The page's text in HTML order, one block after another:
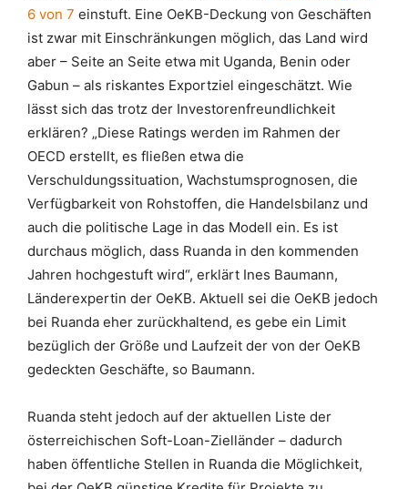
6 von 7 einstuft. Eine OeKB-Deckung von Geschäften
ist zwar mit Einschränkungen möglich, das Land wird
aber – Seite an Seite etwa mit Uganda, Benin oder
Gabun – als riskantes Exportziel eingeschätzt. Wie
lässt sich das trotz der Investorenfreundlichkeit
erklären? „Diese Ratings werden im Rahmen der
OECD erstellt, es fließen etwa die
Verschuldungssituation, Wachstumsprognosen, die
Verfügbarkeit von Rohstoffen, die Handelsbilanz und
auch die politische Lage in das Modell ein. Es ist
durchaus möglich, dass Ruanda in den kommenden
Jahren hochgestuft wird“, erklärt Ines Baumann,
Länderexpertin der OeKB. Aktuell sei die OeKB jedoch
bei Ruanda eher zurückhaltend, es gebe ein Limit
bezüglich der Größe und Laufzeit der von der OeKB
gedeckten Geschäfte, so Baumann.
Ruanda steht jedoch auf der aktuellen Liste der
österreichischen Soft-Loan-Zielländer – dadurch
haben öffentliche Stellen in Ruanda die Möglichkeit,